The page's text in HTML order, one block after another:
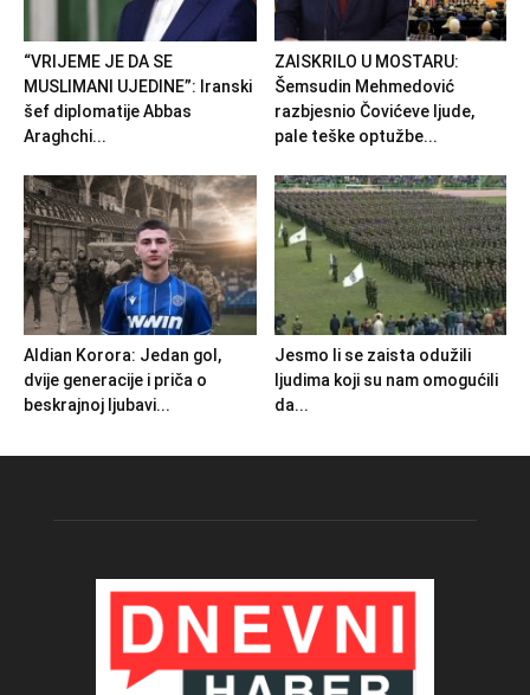
“VRIJEME JE DA SE
MUSLIMANI UJEDINE”: Iranski
šef diplomatije Abbas
Araghchi...
ZAISKRILO U MOSTARU:
Šemsudin Mehmedović
razbjesnio Čovićeve ljude,
pale teške optužbe...
Aldian Korora: Jedan gol,
dvije generacije i priča o
beskrajnoj ljubavi...
Jesmo li se zaista odužili
ljudima koji su nam omogućili
da...